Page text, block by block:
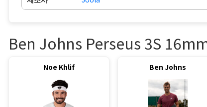
Ben Johns Perseus 3S
Noe Khlif Ben Johns